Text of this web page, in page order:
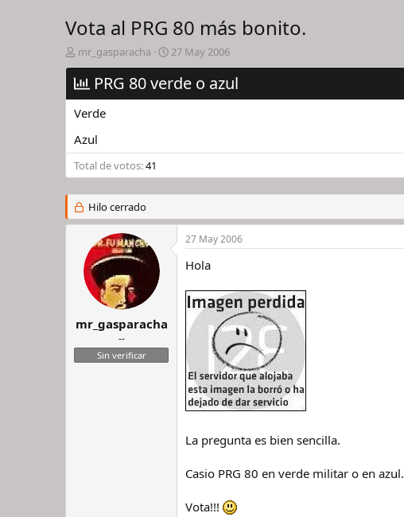
Vota al PRG 80 más bonito.
I
n
c
i
a
d
o
r
d
e
l
h
mr_gasparacha
F
e
c
h
i
i
c
o
27 May 2006
PRG 80 verde o azul
Verde
Azul
Total de votos 41
Hilo cerrado
mr_gasparacha
--
Sin verificar
27 May 2006
Hola
La pregunta es bien sencilla.
Casio PRG 80 en verde militar o en azul.
Vota!!!